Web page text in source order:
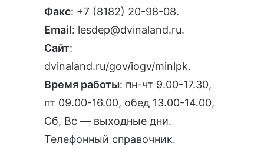
Факс: +7 (8182) 20-98-08.
Email: lesdep@dvinaland.ru.
Сайт:
dvinaland.ru/gov/iogv/minlpk.
Время работы: пн-чт 9.00-17.30,
пт 09.00-16.00, обед 13.00-14.00,
Сб, Вс — выходные дни.
Телефонный справочник.